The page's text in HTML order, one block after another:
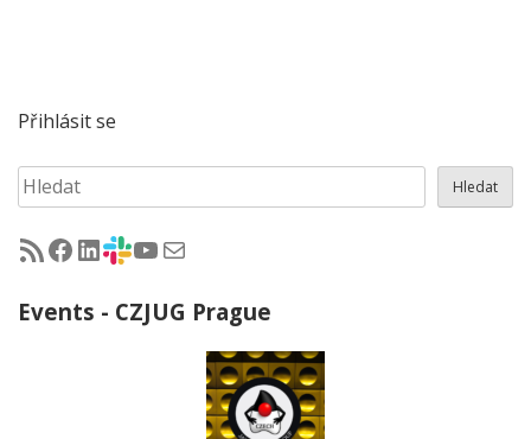
Přihlásit se
Hledat Hledat
RSS - články na jug.cz
Facebook skupina Czech Java User Group
LinkedIn skupina Czech Java User Group
CZJUG Slack fórum
CZJUG YouTube kanálCZJUG email
Events - CZJUG Prague